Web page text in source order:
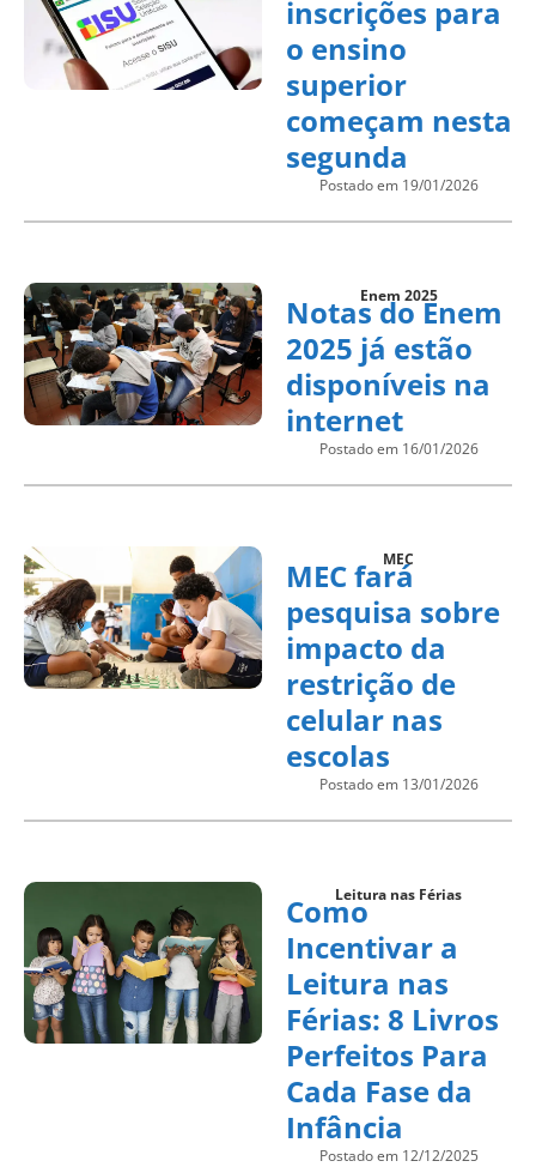
inscrições para
o ensino
superior
começam nesta
segunda
Postado em 19/01/2026
Enem 2025
Notas do Enem
2025 já estão
disponíveis na
internet
Postado em 16/01/2026
MEC
MEC fará
pesquisa sobre
impacto da
restrição de
celular nas
escolas
Postado em 13/01/2026
Leitura nas Férias
Como
Incentivar a
Leitura nas
Férias: 8 Livros
Perfeitos Para
Cada Fase da
Infância
Postado em 12/12/2025